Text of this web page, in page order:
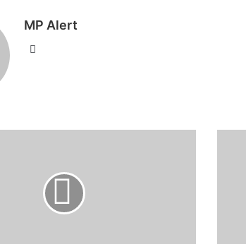
MP Alert
Website